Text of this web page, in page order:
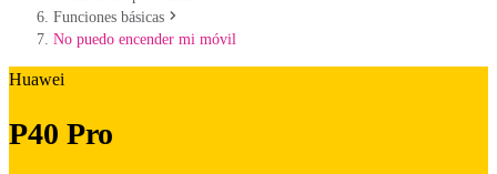
Funciones básicas
No puedo encender mi móvil
Huawei
P40 Pro